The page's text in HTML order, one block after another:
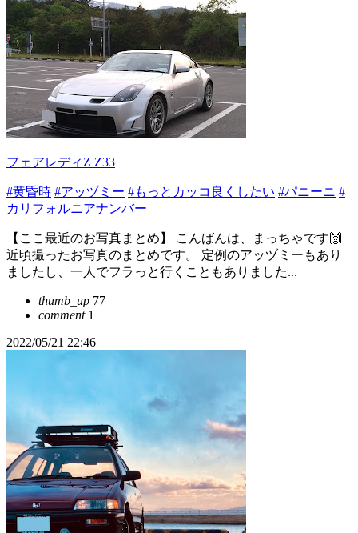
フェアレディZ Z33
#黄昏時 #アッヅミー #もっとカッコ良くしたい #パニーニ #
カリフォルニアナンバー
【ここ最近のお写真まとめ】 こんばんは、まっちゃです🙌
近頃撮ったお写真のまとめです。 定例のアッヅミーもあり
ましたし、一人でフラっと行くこともありました...
thumb_up 77
comment1
2022/05/21 22:46